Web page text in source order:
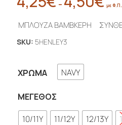
– με
ΜΠΛΟΥΖΑ ΒΑΜΒΚΕΡΗ
SKU: 5HENLEY3
ΧΡΏΜΑ NAVY
ΜΈΓΕΘΟΣ
10/11Y
11/12Y 12/13Y